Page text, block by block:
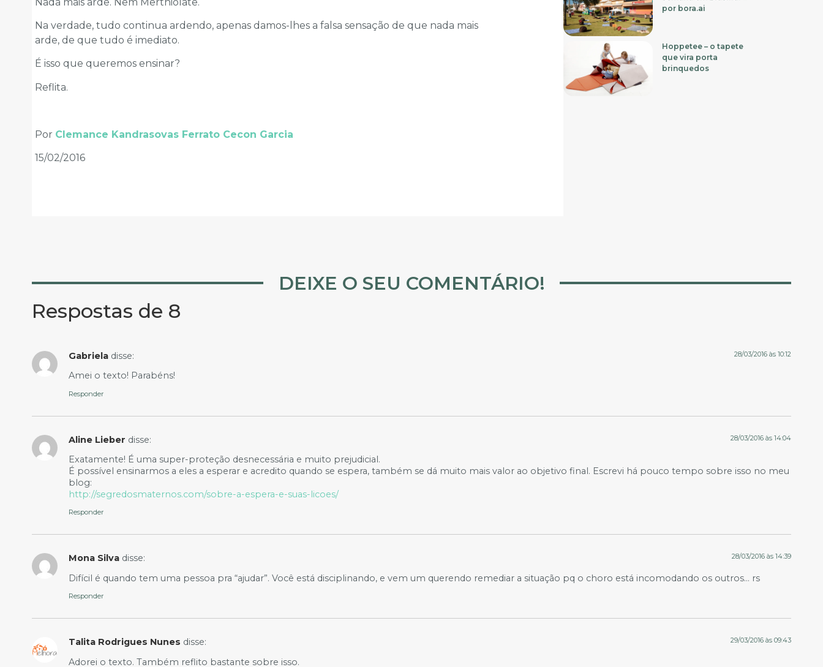
Na verdade, tudo continua ardendo, apenas damos-lhes a falsa sensação de que nada mais
arde, de que tudo é imediato.
É isso que queremos ensinar?
Reflita.
Por Clemance Kandrasovas Ferrato Cecon Garcia
15/02/2016
por bora.ai
Hoppetee – o tapete
que vira porta
brinquedos
DEIXE O SEU COMENTÁRIO!
Respostas de 8
Gabriela disse: 28/03/2016 às 10:12
Amei o texto! Parabéns!
Responder
Aline Lieber disse: 28/03/2016 às 14:04
Exatamente! É uma super-proteção desnecessária e muito prejudicial.
É possível ensinarmos a eles a esperar e acredito quando se espera, também se dá muito mais valor ao objetivo final. Escrevi há pouco tempo sobre isso no meu
blog:
http://segredosmaternos.com/sobre-a-espera-e-suas-licoes/
Responder
Mona Silva disse: 28/03/2016 às 14:39
Difícil é quando tem uma pessoa pra “ajudar”. Você está disciplinando, e vem um querendo remediar a situação pq o choro está incomodando os outros… rs
Responder
Talita Rodrigues Nunes disse: 29/03/2016 às 09:43
Adorei o texto. Também reflito bastante sobre isso.